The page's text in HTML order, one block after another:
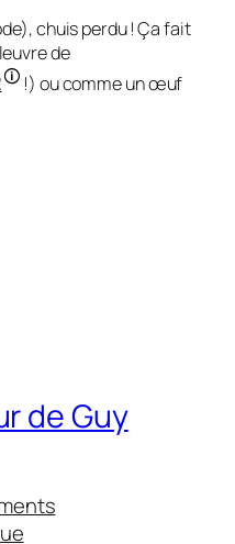
, chuis perdu ! Ça fait
de
🛈 !) ou comme un œuf
de Guy